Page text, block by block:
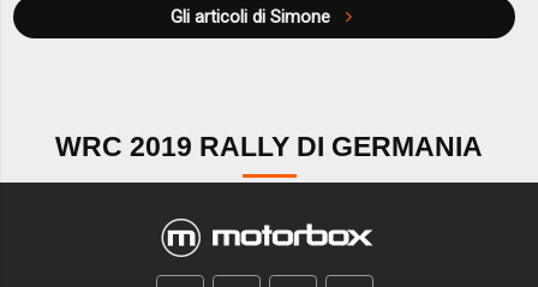
Gli articoli di Simone
WRC 2019 RALLY DI GERMANIA